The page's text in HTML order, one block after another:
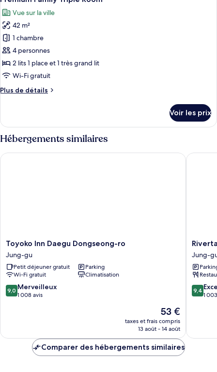
Premium
Family
King
toutes
les
photos
pour
ce
type
de
chambre :
Premium
Room
Vue sur la ville
42 m²
1 chambre
4 personnes
2 lits 1 place et 1 très grand lit
Wi-Fi gratuit
Plus de détails
Plus
le
type
de
chambre
Premium
Voir les prix
Hébergements similaires
Toyoko
Inn
Daegu
Dongseong-
ro
Jung-
gu
Toyoko Inn Daegu Dongseong-ro
Jung-gu
Petit déjeuner gratuit
Parking
Wi-Fi gratuit
Climatisation
9.0
sur
9,0 Merveilleux
1 008 avis
Le
nouveau
prix
de
53 €
taxes et frais compris
13 août - 14 août
Toyoko Inn Daegu Dongseong-ro
Rivertain
Hotel
Jung-
gu
Jung-
9.4
sur
9,4
1
Comparer des hébergements similaires